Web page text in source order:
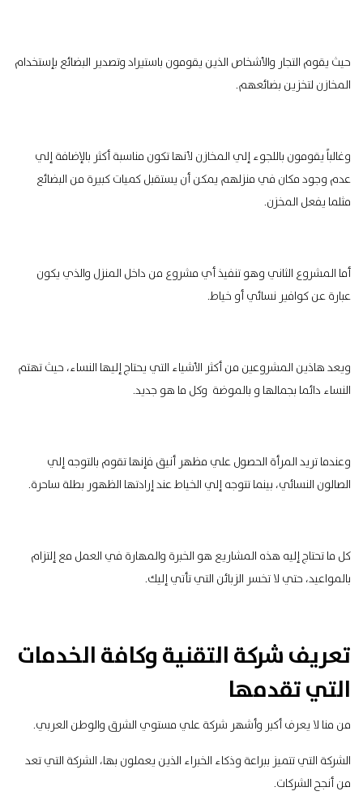
حيث يقوم التجار والأشخاص الذين يقومون باستيراد وتصدير البضائع بإستخدام
المخازن لتخزين بضائعهم.
وغالباً يقومون باللجوء إلي المخازن لأنها تكون مناسبة أكثر بالإضافة إلي
عدم وجود مكان في منزلهم يمكن أن يستقبل كميات كبيرة من البضائع
مثلما يفعل المخزن.
أما المشروع الثاني وهو تنفيذ أي مشروع من داخل المنزل والذي يكون
عبارة عن كوافير نسائي أو خياط.
ويعد هاذين المشروعين من أكثر الأشياء التي يحتاج إليها النساء، حيث تهتم
النساء دائما بجمالها و بالموضة وكل ما هو جديد.
وعندما تريد المرأة الحصول علي مظهر أنيق فإنها تقوم بالتوجه إلي
الصالون النسائي، بينما تتوجه إلي الخياط عند إرادتها الظهور بطلة ساحرة.
كل ما تحتاج إليه هذه المشاريع هو الخبرة والمهارة في العمل مع إلتزام
بالمواعيد، حتي لا تخسر الزبائن التي تأتي إليك.
تعريف شركة التقنية وكافة الخدمات
التي تقدمها
من منا لا يعرف أكبر وأشهر شركة علي مستوي الشرق والوطن العربي.
الشركة التي تتميز ببراعة وذكاء الخبراء الذين يعملون بها، الشركة التي تعد
من أنجح الشركات.